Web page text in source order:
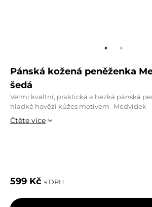
Pánská kožená peněženka
šedá
Velmi kvaltní, praktická a hezká pánská
hladké hovězí kůžes motivem -Medvidek
Čtěte více
599 Kčs DPH